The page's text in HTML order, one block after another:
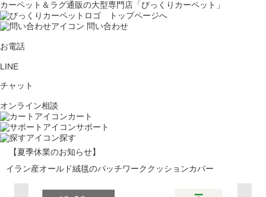
カーペット＆ラグ通販の大型専門店「びっくりカーペット」
問い合わせ
お電話
LINE
チャット
オンライン相談
カート
サポート
探す
【夏季休業のお知らせ】
イラン産オールド絨毯のパッチワーククッションカバー